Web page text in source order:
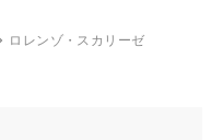
ロレンゾ・スカリーゼ